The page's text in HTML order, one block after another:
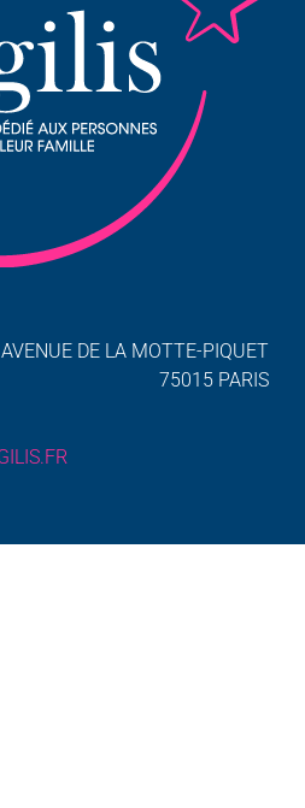
DE LA MOTTE-PIQUET
75015 PARIS